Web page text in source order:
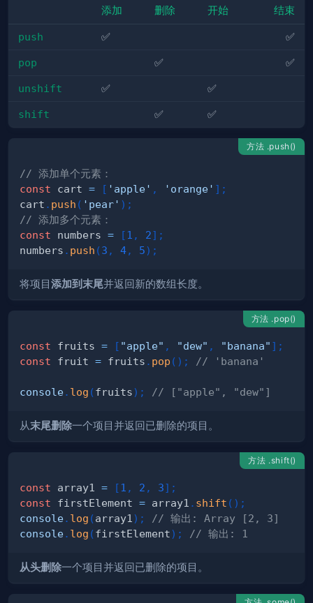
添加 删除 开始 结束
push ✅ ✅
pop ✅ ✅
unshift ✅ ✅
shift ✅ ✅
方法 .push()
// 添加单个元素：
const cart = [ 'apple' , 'orange' ] ;
cart . push ( 'pear' ) ;
// 添加多个元素：
const numbers = [1 , 2] ;
numbers . push (3 , 4, 5) ;
将项目 添加到末尾并返回新的数组长度。
方法 .pop()
const fruits = [ "apple" , "dew" , "banana" ] ;
const fruit = fruits . pop ( ) ; // 'banana'
console. log (fruits) ; // ["apple", "dew"]
从末尾删除一个项目并返回已删除的项目。
方法 .shift()
const array1 = [1 , 2 , 3] ;
const firstElement = array1 . shift ( ) ;
console. log (array1 ) ;
// 输出: Array [2, 3]
console. log (firstElement) ; // 输出: 1
从头删除一个项目并返回已删除的项目。